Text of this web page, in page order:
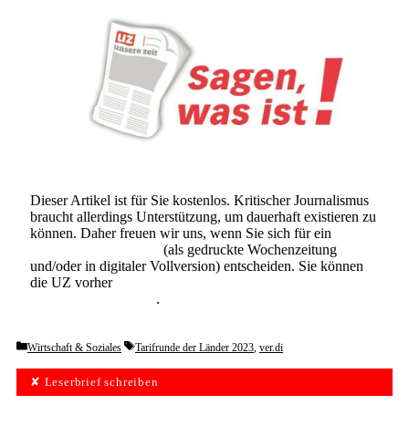
Dieser Artikel ist für Sie kostenlos. Kritischer Journalismus
braucht allerdings Unterstützung, um dauerhaft existieren zu
können. Daher freuen wir uns, wenn Sie sich für ein
(als gedruckte Wochenzeitung
und/oder in digitaler Vollversion) entscheiden. Sie können
die UZ vorher
.
Categories
Wirtschaft & Soziales Tags
Tarifrunde der Länder 2023, ver.di
✘ Leserbrief schreiben